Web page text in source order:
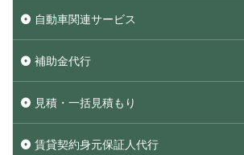
自動車関連サービス
補助金代行
見積・一括見積もり
賃貸契約身元保証人代行